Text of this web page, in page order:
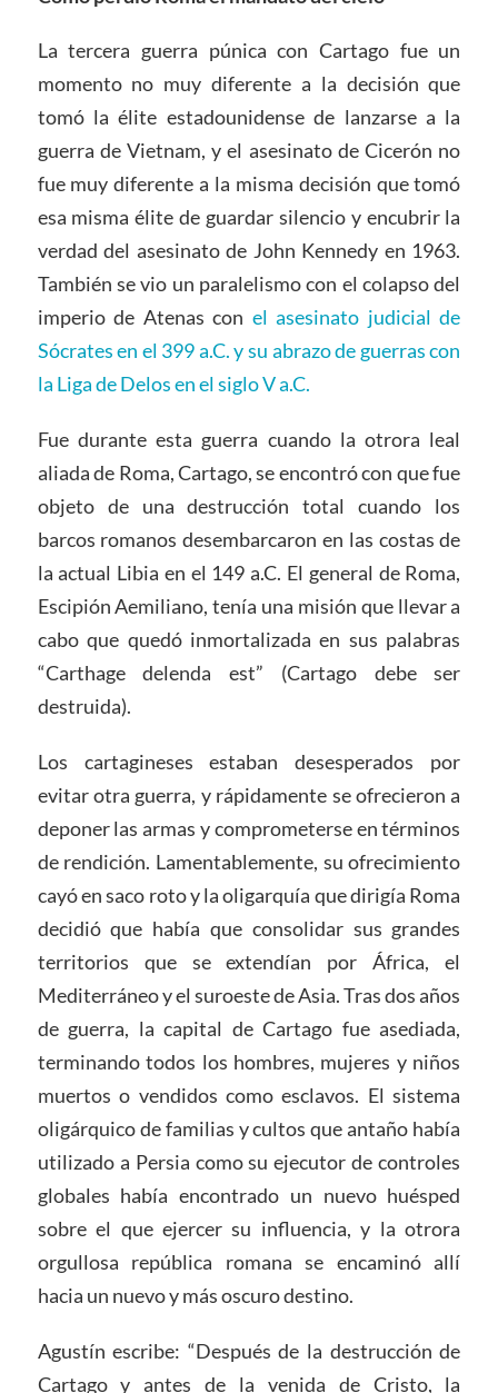
La tercera guerra púnica con Cartago fue un
momento no muy diferente a la decisión que
tomó la élite estadounidense de lanzarse a la
guerra de Vietnam, y el asesinato de Cicerón no
fue muy diferente a la misma decisión que tomó
esa misma élite de guardar silencio y encubrir la
verdad del asesinato de John Kennedy en 1963.
También se vio un paralelismo con el colapso del
imperio de Atenas con el asesinato judicial de
Sócrates en el 399 a.C. y su abrazo de guerras con
la Liga de Delos en el siglo V a.C.
Fue durante esta guerra cuando la otrora leal
aliada de Roma, Cartago, se encontró con que fue
objeto de una destrucción total cuando los
barcos romanos desembarcaron en las costas de
la actual Libia en el 149 a.C. El general de Roma,
Escipión Aemiliano, tenía una misión que llevar a
cabo que quedó inmortalizada en sus palabras
“Carthage delenda est” (Cartago debe ser
destruida).
Los cartagineses estaban desesperados por
evitar otra guerra, y rápidamente se ofrecieron a
deponer las armas y comprometerse en términos
de rendición. Lamentablemente, su ofrecimiento
cayó en saco roto y la oligarquía que dirigía Roma
decidió que había que consolidar sus grandes
territorios que se extendían por África, el
Mediterráneo y el suroeste de Asia. Tras dos años
de guerra, la capital de Cartago fue asediada,
terminando todos los hombres, mujeres y niños
muertos o vendidos como esclavos. El sistema
oligárquico de familias y cultos que antaño había
utilizado a Persia como su ejecutor de controles
globales había encontrado un nuevo huésped
sobre el que ejercer su influencia, y la otrora
orgullosa república romana se encaminó allí
hacia un nuevo y más oscuro destino.
Agustín escribe: “Después de la destrucción de
Cartago y antes de la venida de Cristo, la